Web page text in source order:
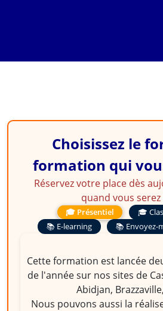
Choisissez le
formation qui
Réservez votre place dès
quand vous
🎓 Présentiel
🎓
📚 E-learning
📚 Envoyez-
Cette formation est lancée
de l'année sur nos sites de
Abidjan,
Nous pouvons aussi la